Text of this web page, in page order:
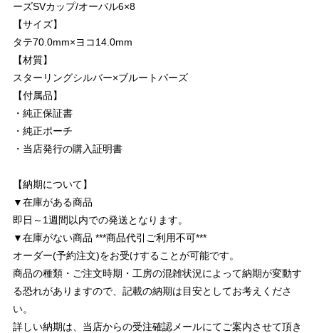
ーズSVカップ/オーバル6×8
【サイズ】
タテ70.0mm×ヨコ14.0mm
【材質】
スターリングシルバー×ブルートパーズ
【付属品】
・純正保証書
・純正ポーチ
・当店発行の購入証明書
【納期について】
▼在庫がある商品
即日～1週間以内での発送となります。
▼在庫がない商品 ***商品代引ご利用不可***
オーダー(予約注文)をお受けすることが可能です。
商品の種類・ご注文時期・工房の混雑状況によって納期が変動す
る恐れがありますので、記載の納期は目安としてお考えくださ
い。
詳しい納期は、当店からの受注確認メールにてご案内させて頂き